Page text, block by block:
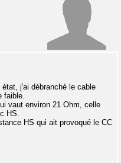
j'ai débranché le cable
faible.
vaut environ 21 Ohm, celle
HS.
HS qui ait provoqué le CC